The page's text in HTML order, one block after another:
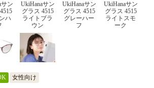
サン
ハ
UkiHanaサン
グラス 4515
ライトブラ
ウン
UkiHanaサン
グラス 4515
グレーハー
フ
UkiHanaサン
グラス 4515
ライトスモ
ーク
女性向け